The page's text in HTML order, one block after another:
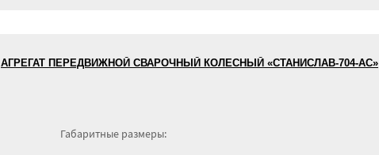
АГРЕГАТ ПЕРЕДВИЖНОЙ СВАРОЧНЫЙ КОЛЕСНЫЙ «СТАНИСЛАВ-704-АС»
Габаритные размеры: